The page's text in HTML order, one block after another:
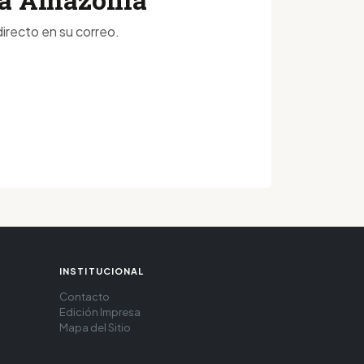
en su correo.
INSTITUCIONAL
Contacto
Edición Impresa
Mapa del Sitio